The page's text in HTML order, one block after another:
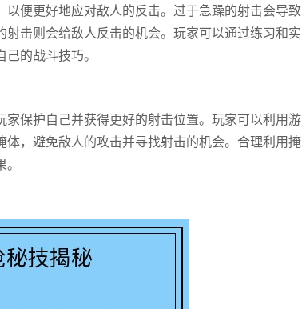
便更好地应对敌人的反击。过于急躁的射击会导致
击则会给敌人反击的机会。玩家可以通过练习和实
的战斗技巧。
保护自己并获得更好的射击位置。玩家可以利用游
，避免敌人的攻击并寻找射击的机会。合理利用掩